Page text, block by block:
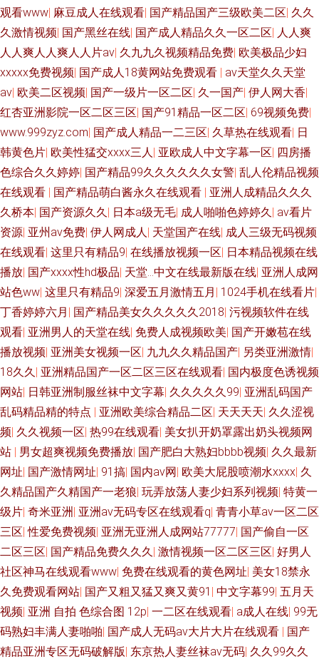
观看www| 麻豆成人在线观看| 国产精品国产三级欧美二区| 久久
久激情视频| 国产黑丝在线| 国产成人精品久久一区二区| 人人爽
人人爽人人爽人人片av| 久九九久视频精品免费| 欧美极品少妇
xxxxⅹ免费视频| 国产成人18黄网站免费观看 | av天堂久久天堂
av| 欧美二区视频| 国产一级片一区二区| 久一国产| 伊人网大香|
红杏亚洲影院一区二区三区| 国产91精品一区二区| 69视频免费|
www.999zyz.com| 国产成人精品一二三区| 久草热在线观看| 日
韩黄色片| 欧美性猛交xxxx三人| 亚欧成人中文字幕一区| 四房播
色综合久久婷婷| 国产精品99久久久久久久女警| 乱人伦精品视频
在线观看 | 国产精品萌白酱永久在线观看 | 亚洲人成精品久久久
久桥本| 国产资源久久| 日本a级无毛| 成人啪啪色婷婷久| av看片
资源| 亚州av免费| 伊人网成人| 天堂国产在线| 成人三级无码视频
在线观看| 这里只有精品9| 在线播放视频一区| 日本精品视频在线
播放| 国产xxxx性hd极品| 天堂…中文在线最新版在线| 亚洲人成网
站色ww| 这里只有精品9| 深爱五月激情五月 | 1024手机在线看片|
丁香婷婷六月 | 国产精品美女久久久久久2018| 污视频软件在线
观看| 亚洲男人的天堂在线| 免费人成视频欧美| 国产开嫩苞在线
播放视频| 亚洲美女视频一区| 九九久久精品国产| 另类亚洲激情|
18久久| 亚洲精品国产一区二区三区在线观看| 国内极度色诱视频
网站| 日韩亚洲制服丝袜中文字幕| 久久久久久99| 亚洲乱码国产
乱码精品精的特点 | 亚洲欧美综合精品二区| 天天天天| 久久涩视
频| 久久视频一区| 热99在线观看| 美女扒开奶罩露出奶头视频网
站 | 男女超爽视频免费播放| 国产肥白大熟妇bbbb视频| 久久最新
网址| 国产激情网址| 91搞| 国内av网| 欧美大屁股喷潮水xxxx| 久
久精品国产久精国产一老狼| 玩弄放荡人妻少妇系列视频| 特黄一
级片| 奇米亚洲 | 亚洲aⅴ无码专区在线观看q| 青青小草av一区二区
三区|性爱免费视频| 亚洲无亚洲人成网站77777| 国产偷自一区
二区三区| 国产精品免费久久久| 激情视频一区二区三区| 好男人
社区神马在线观看www| 免费在线观看的黄色网址| 美女18禁永
久免费观看网站| 国产又粗又猛又爽又黄91 | 中文字幕99| 五月天
视频| 亚洲 自拍 色综合图 12p| 一二区在线观看| a成人在线| 99无
码熟妇丰满人妻啪啪| 国产成人无码av大片大片在线观看 | 国产
精品亚洲专区无码破解版| 东京热人妻丝袜av无码| 久久99久久